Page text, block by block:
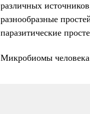
различных
разнообразные
паразитические
Микробиомы человека